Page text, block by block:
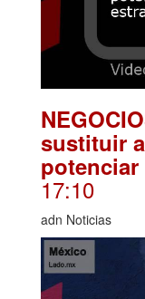
sustituir
17:10
adn Noticias